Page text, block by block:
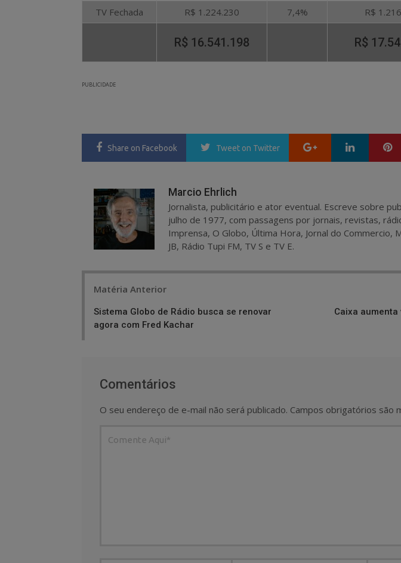
TV Fechada
R$ 1.224.230 7,4% R$
R$ 16.541.198 R$
PUBLICIDADE
Share on Facebook Tweet on Twitter Google+ LinkedIn
Marcio Ehrlich
Jornalista, publicitário e ator eventual. Escreve sobre
julho de 1977, com passagens por jornais, revistas,
Imprensa, O Globo, Última Hora, Jornal do Commercio,
JB, Rádio Tupi FM, TV S e TV E.
Matéria Anterior
Sistema Globo de Rádio busca se renovar
agora com Fred Kachar
Caixa
Comentários
O seu endereço de e-mail não será publicado. Campos obrigatórios são